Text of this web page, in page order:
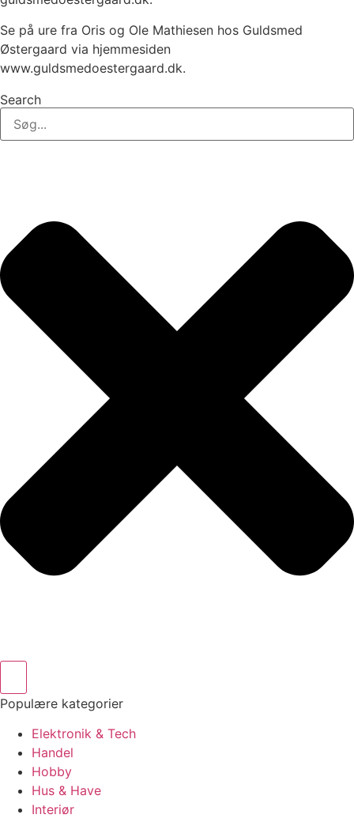
Se på ure fra Oris og Ole Mathiesen hos Guldsmed
Østergaard via hjemmesiden
www.guldsmedoestergaard.dk.
Search
Populære kategorier
Elektronik & Tech
Handel
Hobby
Hus & Have
Interiør